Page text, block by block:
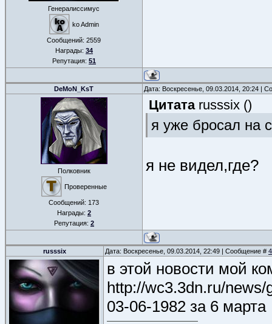
Генералиссимус
ko Admin
Сообщений:2559
Награды: 34
Репутация: 51
DeMoN_KsT Дата: Воскресенье, 09.03.2014, 20:24 |
Полковник
Проверенные
Сообщений: 173
Награды: 2
Репутация: 2
Цитата russsix ()
я уже бросал на
я не видел,где?
russsix Дата: Воскресенье, 09.03.2014, 22:49 | Сообщение # 4
в этой новости мой
http://wc3.3dn.ru/
03-06-1982 за 6 марта